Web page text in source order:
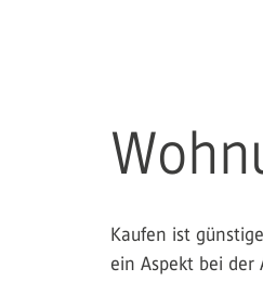
Kaufen ist
ein Aspekt bei